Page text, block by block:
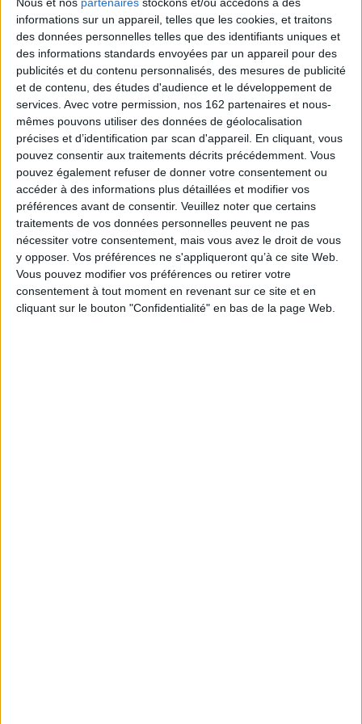
informations sur un appareil, telles que les cookies, et traitons
des données personnelles telles que des identifiants uniques et
des informations standards envoyées par un appareil pour des
publicités et du contenu personnalisés, des mesures de publicité
et de contenu, des études d'audience et le développement de
services. Avec votre permission, nos 162 partenaires et nous-
mêmes pouvons utiliser des données de géolocalisation
précises et d’identification par scan d'appareil. En cliquant, vous
pouvez consentir aux traitements décrits précédemment. Vous
pouvez également refuser de donner votre consentement ou
accéder à des informations plus détaillées et modifier vos
préférences avant de consentir. Veuillez noter que certains
traitements de vos données personnelles peuvent ne pas
nécessiter votre consentement, mais vous avez le droit de vous
y opposer. Vos préférences ne s'appliqueront qu’à ce site Web.
Vous pouvez modifier vos préférences ou retirer votre
consentement à tout moment en revenant sur ce site et en
cliquant sur le bouton "Confidentialité" en bas de la page Web.
Le scénario : une source
pour l'histoire du cinéma
Éditeur(s) :Association
française de recherche sur
l'histoire du cinéma
Des études consacrées à la
multiplicité du scénario
considéré comme une
archive utile à l'histoire du
cinéma : source
vingt-quinze : revue
d'histoire du cinéma, n° 92
Éditeur(s) :
française de recherche sur
l'histoire du cinéma
20,00 €
AJOUTER AU PANIER